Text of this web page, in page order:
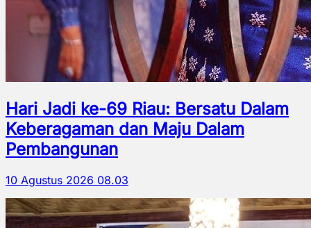
Hari Jadi ke-69 Riau: Bersatu Dalam
Keberagaman dan Maju Dalam
Pembangunan
10 Agustus 2026 08.03